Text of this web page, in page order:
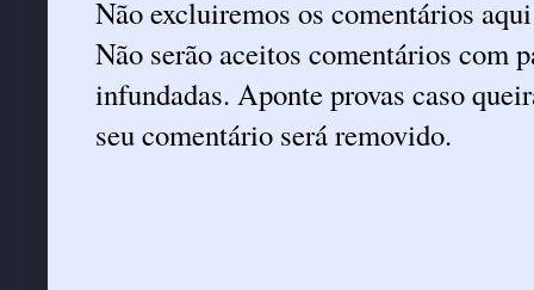
Não excluiremos os comentários
Não serão aceitos comentários com
infundadas. Aponte provas caso
seu comentário será removido.